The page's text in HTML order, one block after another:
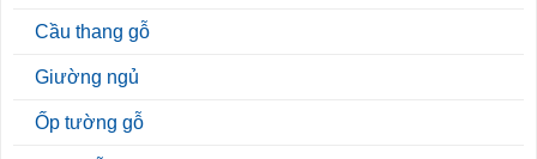
Cầu thang gỗ
Giường ngủ
Ốp tường gỗ